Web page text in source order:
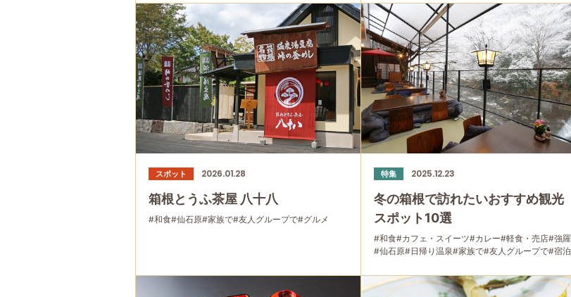
スポット 2026.01.28
箱根とうふ茶屋 八十八
#和食#仙石原#家族で#友人グループで#グルメ
特集 2025.12.23
冬の箱根で訪れたいおすすめ観光
スポット10選
#和食#カフェ・スイーツ#カレー#軽食・売店#強羅
#仙石原#日帰り温泉#家族で#友人グループで#宿泊